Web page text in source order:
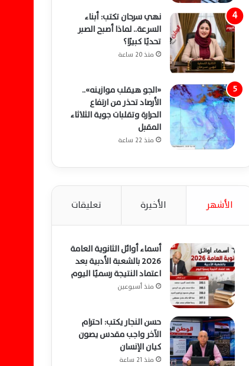
نهي سرحان تكتب: أبناء
السرعة.. لماذا أصبح الصبر
تحديًا كبيرًا؟
منذ 20 ساعة
«الجو هيقلب موازينه»..
الأرصاد تحذر من ارتفاع
الحرارة وتقلبات جوية الثلاثاء
المقبل
منذ 22 ساعة
الأشهر الأخيرة تعليقات
أسماء أوائل الثانوية العامة
2026 بالشعبة الأدبية بعد
اعتماد النتيجة رسميًا اليوم
منذ أسبوعين
حسن النجار يكتب: احترام
الآخر واجب مقدس يصون
كيان الإنسان
منذ 21 ساعة